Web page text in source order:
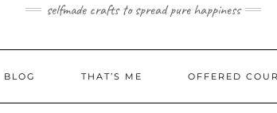
selfmade crafts to spread pure happiness
BLOG THAT’S ME OFFERED